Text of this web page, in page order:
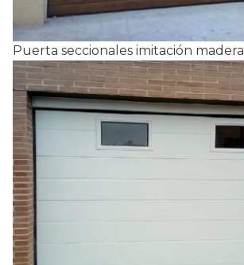
Puerta seccionales imitación madera